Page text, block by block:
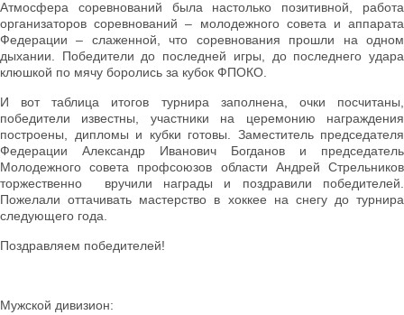
Атмосфера соревнований была настолько позитивной, работа
организаторов соревнований – молодежного совета и аппарата
Федерации – слаженной, что соревнования прошли на одном
дыхании. Победители до последней игры, до последнего удара
клюшкой по мячу боролись за кубок ФПОКО.
И вот таблица итогов турнира заполнена, очки посчитаны,
победители известны, участники на церемонию награждения
построены, дипломы и кубки готовы. Заместитель председателя
Федерации Александр Иванович Богданов и председатель
Молодежного совета профсоюзов области Андрей Стрельников
торжественно вручили награды и поздравили победителей.
Пожелали оттачивать мастерство в хоккее на снегу до турнира
следующего года.
Поздравляем победителей!
Мужской дивизион: